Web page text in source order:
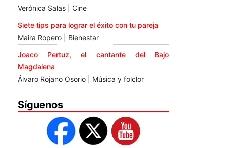
Verónica Salas | Cine
Siete tips para lograr el éxito con tu pareja
Maira Ropero | Bienestar
Joaco Pertuz, el cantante del Bajo
Magdalena
Álvaro Rojano Osorio | Música y folclor
Síguenos